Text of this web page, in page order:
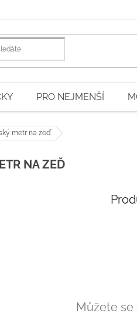
PRO NEJMENŠÍ
metr na zeď
NA ZEĎ
Můžete se